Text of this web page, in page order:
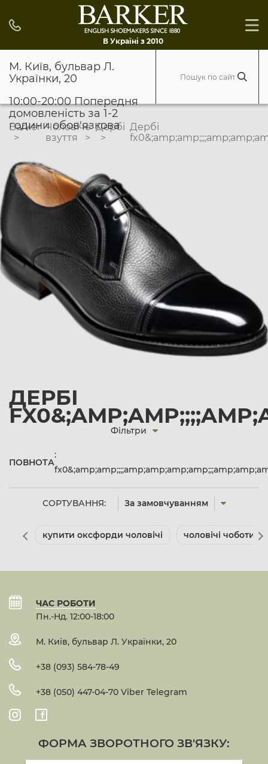
В Україні з 2010
М. Київ, бульвар Л.
Українки, 20
10:00-20:00 Попередня
домовленість за 1-2
години обов'язкова
Barker Чоловіче
взуття
Дербі Дербі
ДЕРБІ
СОРТУВАННЯ: За замовчуванням
Фільтри
ПОВНОТА
:
купити оксфорди чоловічі чоловічі чоботи
ЧАС РОБОТИ
Пн.-Нд. 12:00-18:00
М. Київ, бульвар Л. Українки, 20
+38 (093) 584-78-49
+38 (050) 447-04-70 Viber Telegram
ФОРМА ЗВОРОТНОГО ЗВ'ЯЗКУ: